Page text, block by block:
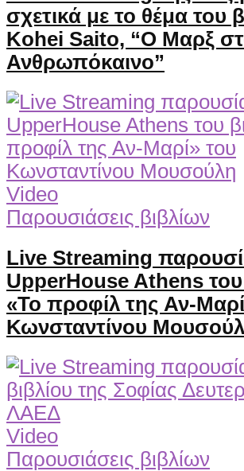
σχετικά με το θέμα του
Kohei Saito, “Ο Μαρξ
Ανθρωπόκαινο”
Video
Παρουσιάσεις βιβλίων
Live Streaming
UpperHouse Athens του
«Το προφίλ της Αν-
Κωνσταντίνου
Video
Παρουσιάσεις βιβλίων